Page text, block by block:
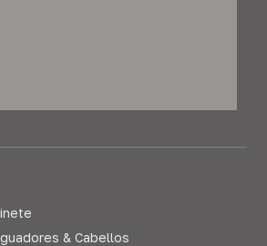
& Cabellos